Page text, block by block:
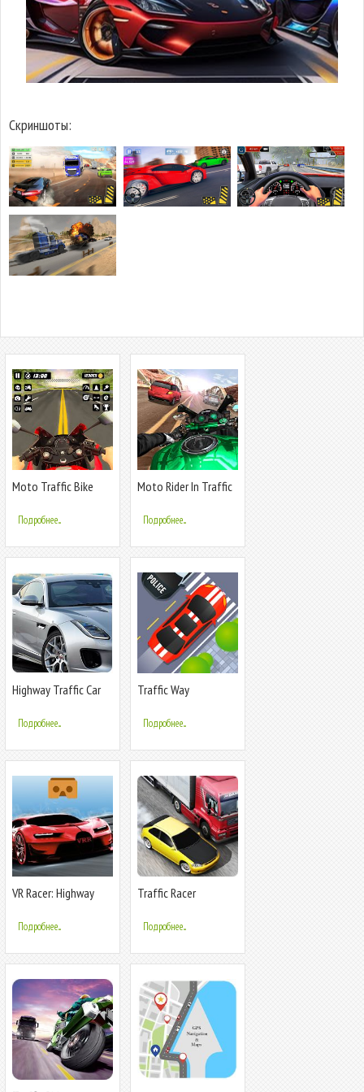
Скриншоты:
Moto Traffic Bike
Подробнее...
Moto Rider In Traffic
Подробнее...
Highway Traffic Car
Подробнее...
Traffic Way
Подробнее...
VR Racer: Highway
Cardboard VR
Подробнее...
Traffic Racer
Подробнее...